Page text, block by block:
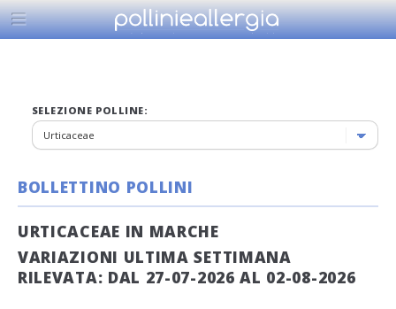
SELEZIONE POLLINE:
BOLLETTINO POLLINI
URTICACEAE IN MARCHE
VARIAZIONI ULTIMA SETTIMANA
RILEVATA: DAL 27-07-2026 AL 02-08-2026